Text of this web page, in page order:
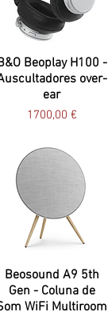
Beoplay H100 -
over-
ear
Preço
1700,00 €
Beosound A9 5th
Gen - Coluna de
WiFi Multiroom